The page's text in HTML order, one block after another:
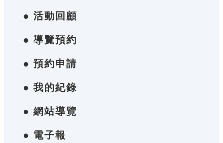
● 活動回顧
● 導覽預約
● 預約申請
● 我的紀錄
● 網站導覽
● 電子報